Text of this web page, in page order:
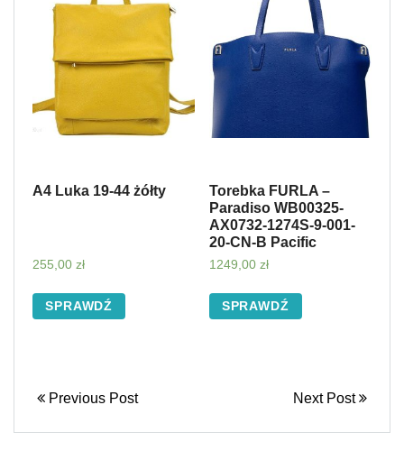
A4 Luka 19-44 żółty
255,00 zł
SPRAWDŹ
Torebka FURLA –
Paradiso WB00325-
AX0732-1274S-9-001-
20-CN-B Pacific
1249,00 zł
SPRAWDŹ
Previous Post Next Post